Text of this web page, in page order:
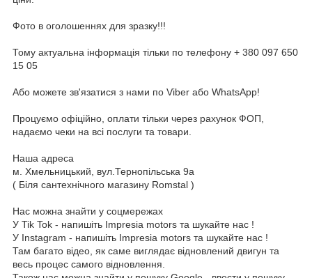
Фото в оголошеннях для зразку!!!
Тому актуальна інформація тільки по телефону + 380 097 650
15 05
Або можете зв'язатися з нами по Viber або WhatsApp!
Процуємо офіційно, оплати тільки через рахунок ФОП,
надаємо чеки на всі послуги та товари.
Наша адреса
м. Хмельницький, вул.Тернопільська 9а
( Біля сантехнічного магазину Romstal )
Нас можна знайти у соцмережах
У Tik Tok - напишіть Impresia motors та шукайте нас !
У Instagram - напишіть Impresia motors та шукайте нас !
Там багато відео, як саме виглядає відновлений двигун та
весь процес самого відновлення.